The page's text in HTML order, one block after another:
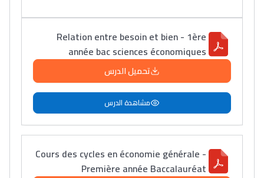
Relation entre besoin et bien - 1ère
année bac sciences économiques
تحميل الدرس
مشاهدة الدرس
Cours des cycles en économie générale -
Première année Baccalauréat